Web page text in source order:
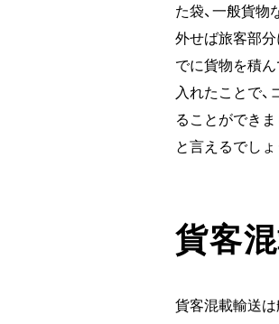
た袋、一般貨物
外せば旅客部分
でに貨物を積
入れたことで
ることができ
と言えるでしょ
貨客
貨客混載輸送は